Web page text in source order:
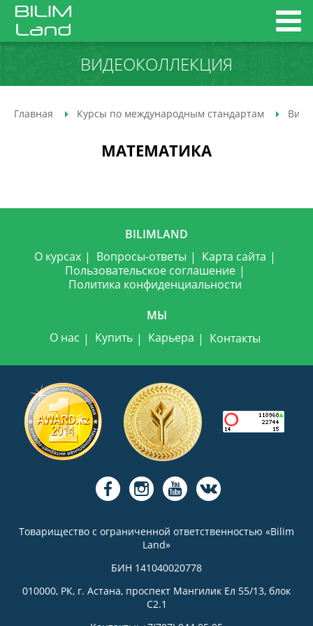
ВИДЕОКОЛЛЕКЦИЯ
Главная Курсы по международным стандартам
МАТЕМАТИКА
BILIMLAND
О курсах
Вопросы-ответы
Карта сайта
Пользовательское соглашение
Политика конфиденциальности
МЫ
О нас
Купить Карьера Контакты
Товарищество с ограниченной ответственностью «Bilim
Land»
БИН 141040020778
010000, РК, г. Астана, проспект Мангилик Ел 55/13, блок
С2.1